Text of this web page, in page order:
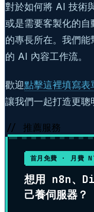
對於如何將 AI 技術
或是需要客製化的
的專長所在。我們
的 AI 內容工作流。
歡迎點擊這裡填寫表
讓我們一起打造更聰
// 推薦服務
首月免費 · 月費
想用 n8n、
己養伺服器？